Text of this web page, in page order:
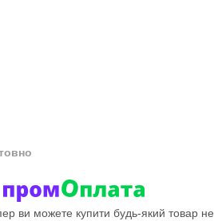
ви можете купити будь-який товар не